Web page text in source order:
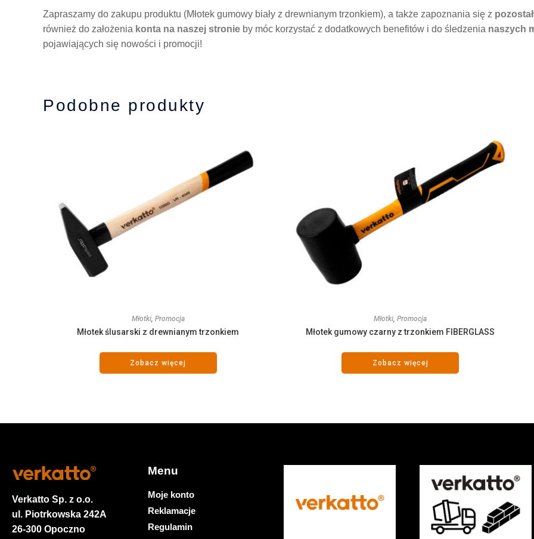
Zapraszamy do zakupu produktu (Młotek gumowy biały z drewnianym trzonkiem), a także zapoznania się z
również do założenia konta na naszej stronie by móc korzystać z dodatkowych benefitów i do śledzenia naszych
pojawiających się nowości i promocji!
Podobne produkty
Młotki, Promocja
Młotek ślusarski z drewnianym trzonkiem
Zobacz więcej
Młotki,Promocja
Młotek gumowy czarny z trzonkiem FIBERGLASS
Zobacz więcej
Verkatto Sp. z o.o.
ul. Piotrkowska 242A
26-300 Opoczno
Menu
Moje konto
Reklamacje
Regulamin